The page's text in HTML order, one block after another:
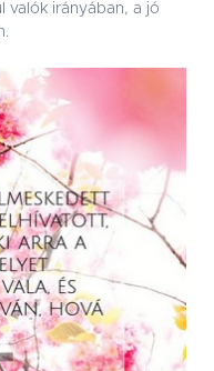
valók irányában, a jó